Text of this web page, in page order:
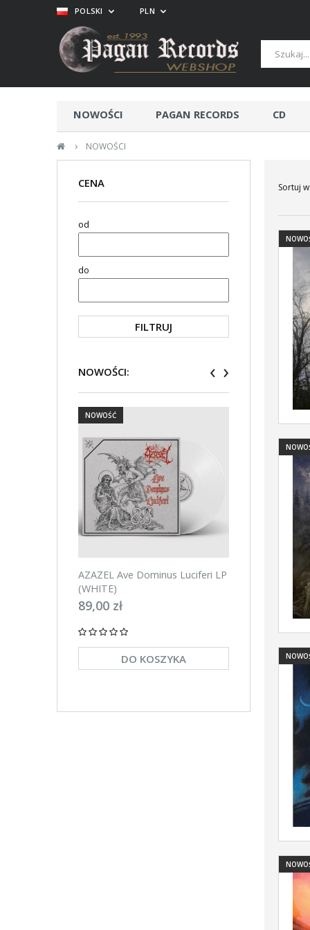
NOWOŚCI PAGAN RECORDS CD
› NOWOŚCI
POLSKI PLN
CENA
od
do
FILTRUJ
NOWOŚCI:
AZAZEL Ave Dominus Luciferi LP
(WHITE)
89,00 zł
DO KOSZYKA
NOWOŚĆ
AZAZEL Ave
DO
‹ ›
Sortuj